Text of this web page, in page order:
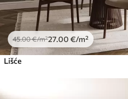
45.00€/m²27 .00 €/m²
Lišće